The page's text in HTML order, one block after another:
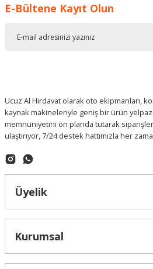
Deneyimini Paylaş
E-Bültene Kayıt Olun
Ucuz Al Hırdavat olarak oto ekipmanları,
kaynak makineleriyle geniş bir ürün
memnuniyetini ön planda tutarak
ulaştırıyor, 7/24 destek hattımızla her
Üyelik
Kurumsal